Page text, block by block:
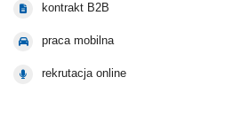
kontrakt B2B
praca mobilna
rekrutacja online